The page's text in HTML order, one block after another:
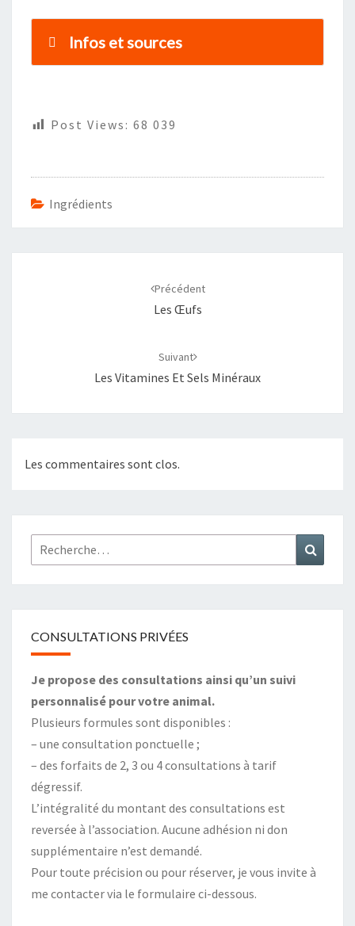
Infos et sources
Post Views: 68 039
Ingrédients
Précédent
Les Œufs
Suivant
Les Vitamines Et Sels Minéraux
Les commentaires sont clos.
Rechercher :
CONSULTATIONS PRIVÉES
Je propose des consultations ainsi qu’un suivi
personnalisé pour votre animal.
Plusieurs formules sont disponibles :
– une consultation ponctuelle ;
– des forfaits de 2, 3 ou 4 consultations à tarif
dégressif.
L’intégralité du montant des consultations est
reversée à l’association. Aucune adhésion ni don
supplémentaire n’est demandé.
Pour toute précision ou pour réserver, je vous invite à
me contacter via le formulaire ci-dessous.